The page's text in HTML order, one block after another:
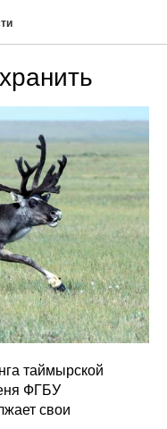
таймырской
ФГБУ
свои